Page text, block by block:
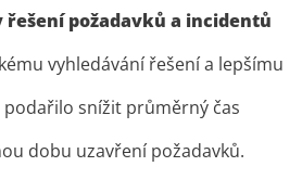
řešení požadavků a incidentů
vyhledávání řešení a lepšímu
snížit průměrný čas
dobu uzavření požadavků.